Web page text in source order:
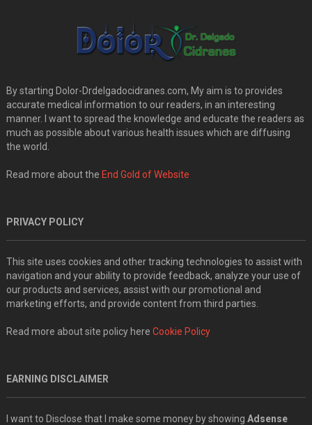
By starting Dolor-Drdelgadocidranes.com, My aim is to provides
accurate medical information to our readers, in an interesting
manner. I want to spread the knowledge and educate the readers as
much as possible about various health issues which are diffusing
the world.
Read more about the End Gold of Website
PRIVACY POLICY
This site uses cookies and other tracking technologies to assist with
navigation and your ability to provide feedback, analyze your use of
our products and services, assist with our promotional and
marketing efforts, and provide content from third parties.
Read more about site policy here Cookie Policy
EARNING DISCLAIMER
I want to Disclose that I make some money by showing Adsense